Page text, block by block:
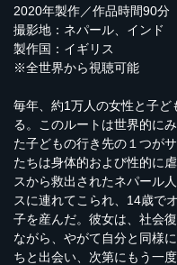
2020年製作／作品時間90分
撮影地：ネパール、インド
製作国：イギリス
※全世界から視聴可能
毎年、約1万人の女性と子
る。このルートは世界的に
た子どもの行き先の１つが
たちは身体的および性的に
スから救出されたネパール
スに連れてこられ、14歳で
子を産んだ。彼女は、社会
ながら、やがて自分と同様
ちと出会い、次第にもう一